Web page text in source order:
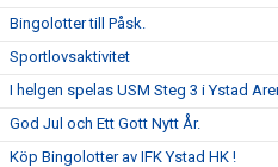
Bingolotter till Påsk.
Sportlovsaktivitet
I helgen spelas USM Steg 3 i Ystad
God Jul och Ett Gott Nytt År.
Köp Bingolotter av IFK Ystad HK !